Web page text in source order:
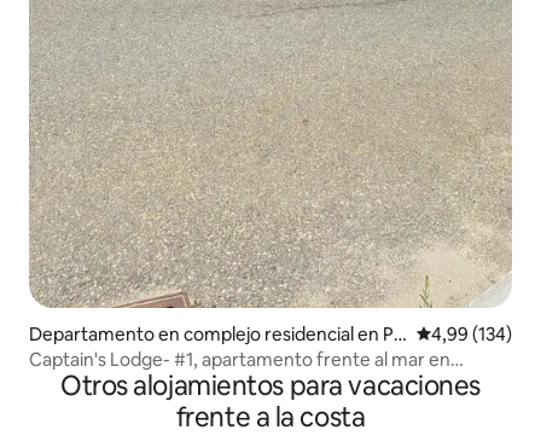
Departamento en complejo residencial en Ply
mouth
Calificación
4,99 (134)
Captain's Lodge- #1, apartamento frente al mar en
Plymouth
Otros alojamientos para vacaciones
frente a la costa